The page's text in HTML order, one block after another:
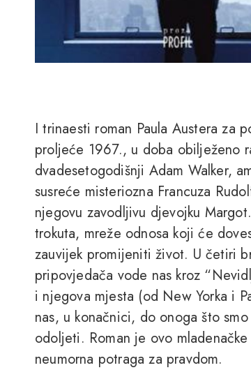
I trinaesti roman Paula Austera za
proljeće 1967., u doba obilježeno
dvadesetogodišnji Adam Walker,
susreće misteriozna Francuza
njegovu zavodljivu djevojku
trokuta, mreže odnosa koji će
zauvijek promijeniti život. U četiri
pripovjedača vode nas kroz
i njegova mjesta (od New Yorka i
nas, u konačnici, do onoga što
odoljeti. Roman je ovo
neumorna potraga za pravdom.